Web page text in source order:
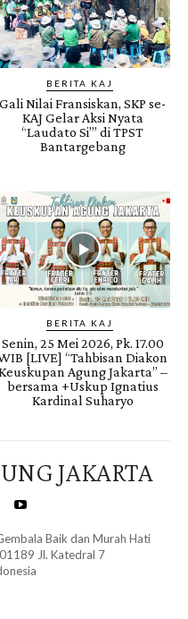
BERITA KAJ
Gali Nilai Fransiskan, SKP se-
KAJ Gelar Aksi Nyata
“Laudato Si’” di TPST
Bantargebang
BERITA KAJ
Senin, 25 Mei 2026, Pk. 17.00
[LIVE] “Tahbisan Diakon
Agung Jakarta” –
bersama +Uskup Ignatius
Kardinal Suharyo
JAKARTA
Baik dan Murah Hati
Jl. Katedral 7